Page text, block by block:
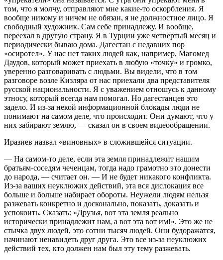
том, что я молчу, отправляют мне какие-то оскорбления. Я
вообще никому и ничем не обязан, я не должностное лицо. Я
свободный художник. Сам себе принадлежу. И вообще,
переехал в другую страну. Я в Турции уже четвертый месяц и
периодически бываю дома. Дагестан с недавних пор
«осиротел». У нас нет таких людей как, например, Магомед
Даудов, который может приехать в любую «точку» и громко,
уверенно разговаривать с людьми. Вы видели, что в том
разговоре возле Кизляра от нас приехали два представителя
русской национальности. Я с уважением отношусь к данному
этносу, который всегда нам помогал. Но дагестанцев это
задело. И из-за некой информационной блокады люди не
понимают на самом деле, что происходит. Они думают, что у
них забирают землю, — сказал он в своем видеообращении.
Иразиев назвал «виновных» в сложившейся ситуации.
— На самом-то деле, если эта земля принадлежит нашим
братьям-соседям чеченцам, тогда надо грамотно это донести
до народа, — считает он. — И не будет никакого конфликта.
Из-за ваших неуклюжих действий, эта вся дислокация все
больше и больше набирает обороты. Неужели людям нельзя
разжевать конкретно и досконально, показать, доказать и
успокоить. Сказать: «Друзья, вот эта земля реально
исторически принадлежит нам, а вот эта вот им!». Это же не
стычка двух людей, это сотни тысяч людей. Они будоражатся,
начинают ненавидеть друг друга. Это все из-за неуклюжих
действий тех, кто должен нам был эту тему разжевать.